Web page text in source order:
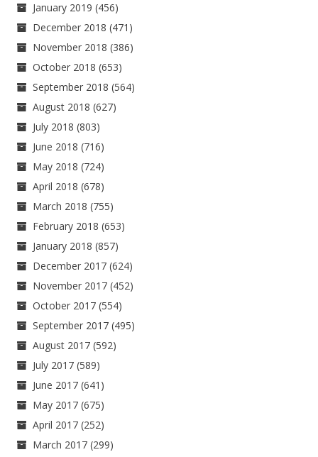
January 2019 (456)
December 2018 (471)
November 2018 (386)
October 2018 (653)
September 2018 (564)
August 2018 (627)
July 2018 (803)
June 2018 (716)
May 2018 (724)
April 2018 (678)
March 2018 (755)
February 2018 (653)
January 2018 (857)
December 2017 (624)
November 2017 (452)
October 2017 (554)
September 2017 (495)
August 2017 (592)
July 2017 (589)
June 2017 (641)
May 2017 (675)
April 2017 (252)
March 2017 (299)